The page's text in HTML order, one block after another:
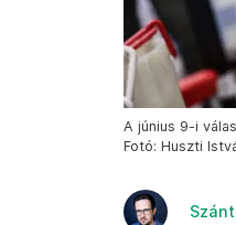
A június 9-i
Fotó: Huszti